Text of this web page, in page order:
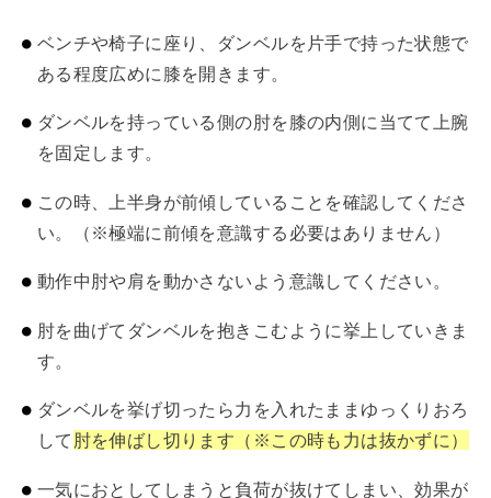
ベンチや椅子に座り、ダンベルを片手で持った状態で
ある程度広めに膝を開きます。
ダンベルを持っている側の肘を膝の内側に当てて上腕
を固定します。
この時、上半身が前傾していることを確認してくださ
い。（※極端に前傾を意識する必要はありません）
動作中肘や肩を動かさないよう意識してください。
肘を曲げてダンベルを抱きこむように挙上していきま
す。
ダンベルを挙げ切ったら力を入れたままゆっくりおろ
して 肘を伸ばし切ります（※この時も力は抜かずに）
一気におとしてしまうと負荷が抜けてしまい、効果が